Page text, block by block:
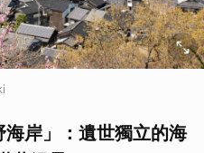
岸」：遺世獨立的海